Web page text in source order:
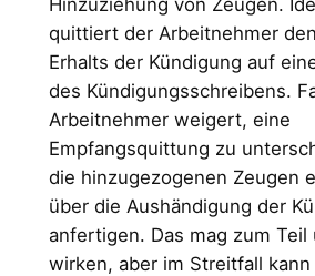
quittiert der Arbeitnehmer
Erhalts der Kündigung auf
des Kündigungsschreibens.
Arbeitnehmer weigert, eine
Empfangsquittung zu
die hinzugezogenen Zeugen
über die Aushändigung der
anfertigen. Das mag zum Teil
wirken, aber im Streitfall